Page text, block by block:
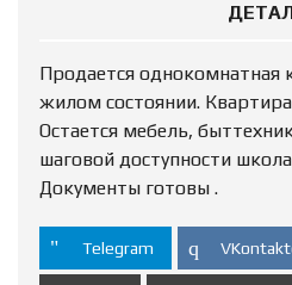
Продается однокомнатная
жилом состоянии. Квартира
Остается мебель,
шаговой доступности
Документы готовы .
Telegram